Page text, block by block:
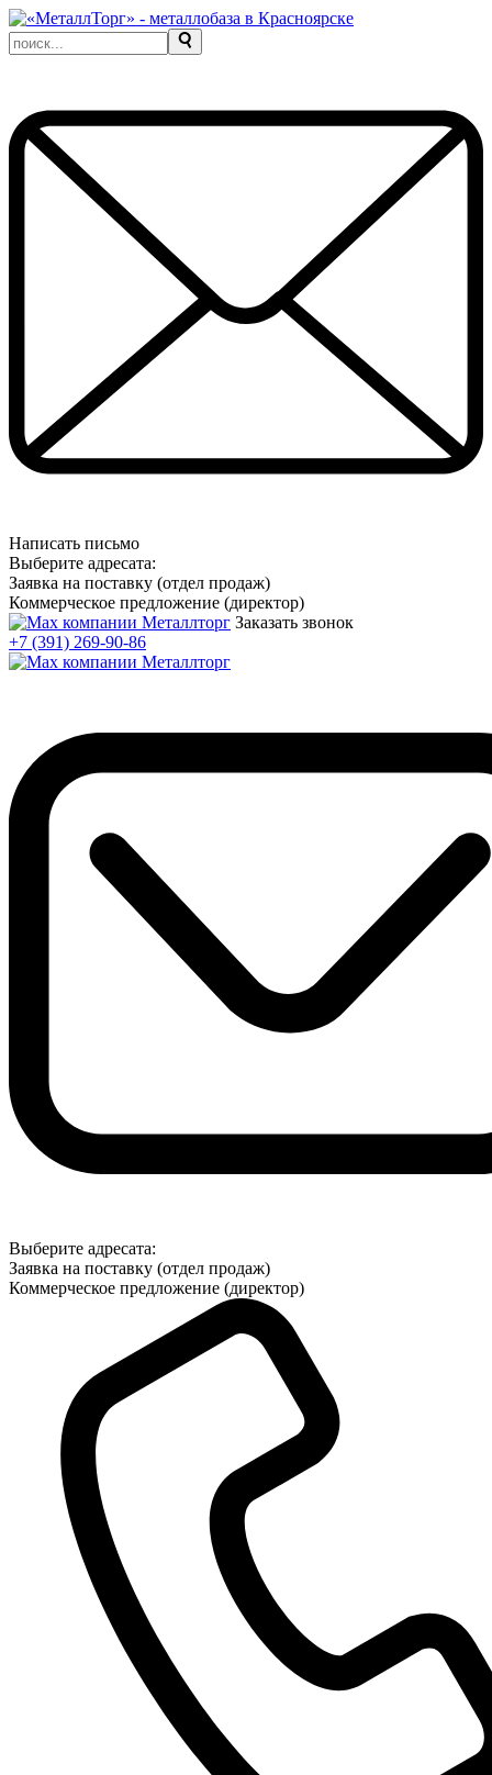
Написать письмо
Выберите адресата:
Заявка на поставку (отдел продаж)
Коммерческое предложение (директор)
Заказать звонок
+7 (391) 269-90-86
Выберите адресата:
Заявка на поставку (отдел продаж)
Коммерческое предложение (директор)